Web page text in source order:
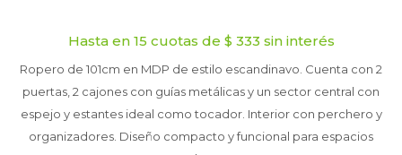
Hasta en 15 cuotas de $ 333 sin interés
Ropero de 101cm en MDP de estilo escandinavo. Cuenta con 2
puertas, 2 cajones con guías metálicas y un sector central con
espejo y estantes ideal como tocador. Interior con perchero y
organizadores. Diseño compacto y funcional para espacios